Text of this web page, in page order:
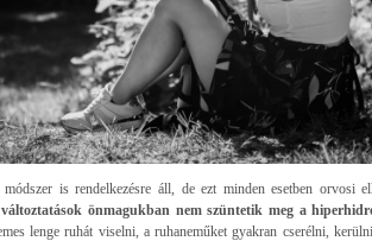
is rendelkezésre áll, de ezt minden esetben orvosi
önmagukban nem szüntetik meg a
lenge ruhát viselni, a ruhaneműket gyakran cserélni,